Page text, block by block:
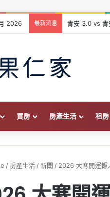
2026 最新消息 青安 3.0 vs 青
買房 房產生活 租房
/ 房產生活 / 新聞 / 2026 大寒開運懶